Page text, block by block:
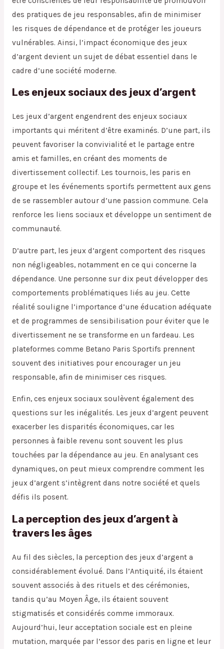
des pratiques de jeu responsables, afin de minimiser
les risques de dépendance et de protéger les joueurs
vulnérables. Ainsi, l’impact économique des jeux
d’argent devient un sujet de débat essentiel dans le
cadre d’une société moderne.
Les enjeux sociaux des jeux d’argent
Les jeux d’argent engendrent des enjeux sociaux
importants qui méritent d’être examinés. D’une part, ils
peuvent favoriser la convivialité et le partage entre
amis et familles, en créant des moments de
divertissement collectif. Les tournois, les paris en
groupe et les événements sportifs permettent aux gens
de se rassembler autour d’une passion commune. Cela
renforce les liens sociaux et développe un sentiment de
communauté.
D’autre part, les jeux d’argent comportent des risques
non négligeables, notamment en ce qui concerne la
dépendance. Une personne sur dix peut développer des
comportements problématiques liés au jeu. Cette
réalité souligne l’importance d’une éducation adéquate
et de programmes de sensibilisation pour éviter que le
divertissement ne se transforme en un fardeau. Les
plateformes comme Betano Paris Sportifs prennent
souvent des initiatives pour encourager un jeu
responsable, afin de minimiser ces risques.
Enfin, ces enjeux sociaux soulèvent également des
questions sur les inégalités. Les jeux d’argent peuvent
exacerber les disparités économiques, car les
personnes à faible revenu sont souvent les plus
touchées par la dépendance au jeu. En analysant ces
dynamiques, on peut mieux comprendre comment les
jeux d’argent s’intègrent dans notre société et quels
défis ils posent.
La perception des jeux d’argent à
travers les âges
Au fil des siècles, la perception des jeux d’argent a
considérablement évolué. Dans l’Antiquité, ils étaient
souvent associés à des rituels et des cérémonies,
tandis qu’au Moyen Âge, ils étaient souvent
stigmatisés et considérés comme immoraux.
Aujourd’hui, leur acceptation sociale est en pleine
mutation, marquée par l’essor des paris en ligne et leur